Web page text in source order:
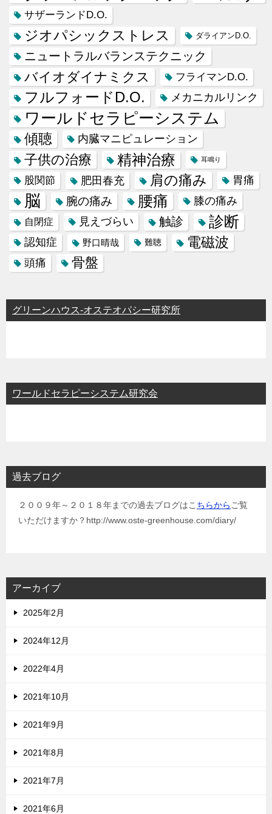
サザーランドD.O.
ジオパシックストレス ダライアンD.O.
ニュートラルバランステクニック
バイオダイナミクス フライマンD.O.
フルフォードD.O. メカニカルリンク
ワールドセラピーシステム
傾聴 内臓マニピュレーション
子供の治療 精神治療 耳鳴り
股関節 肥田春充 肩の痛み 胃痛
脳 腕の痛み 腰痛 膝の痛み
自閉症 見えづらい 触診 診断
認知症 野口晴哉 難聴 電磁波
頭痛 骨盤
グリーンハウス-オステオパシー研究所
ワールドセラピーシステム研究会
過去ブログ
２００９年～２０１８年までの過去ブログはこ ちらから ご覧
いただけますか？http://www.oste-greenhouse.com/diary/
アーカイブ
2025年2月
2024年12月
2022年4月
2021年10月
2021年9月
2021年8月
2021年7月
2021年6月